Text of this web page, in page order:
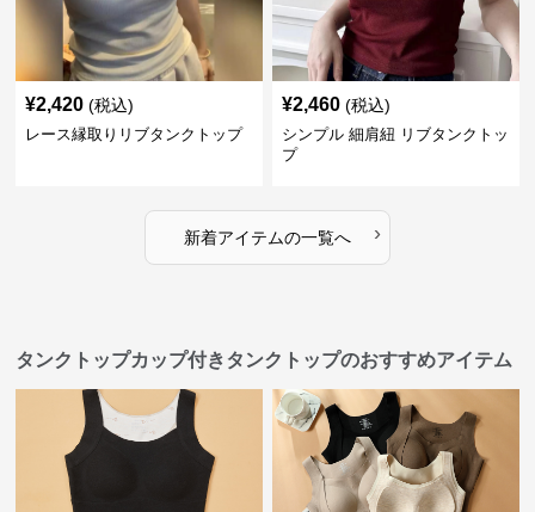
¥2,420 (税込)
レース縁取りリブタンクトップ
¥2,460 (税込)
シンプル 細肩紐 リブタンクトッ
プ
新着アイテムの一覧へ ›
タンクトップカップ付きタンクトップのおすすめアイテム